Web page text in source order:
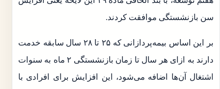
سن بازنشستگی موافقت کردند.
بر این اساس بیمه‌پردازانی که ۲۵ تا ۲۸ سال سابقه خدمت
دارند به ازای هر سال تا زمان بازنشستگی ۲ ماه به سنوات
اشتغال آن‌ها اضافه می‌شود، این افزایش برای افرادی با